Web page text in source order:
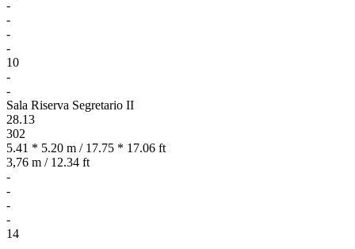
-
-
-
-
10
-
-
Sala Riserva Segretario II
28.13
302
5.41 * 5.20 m / 17.75 * 17.06 ft
3,76 m / 12.34 ft
-
-
-
-
14